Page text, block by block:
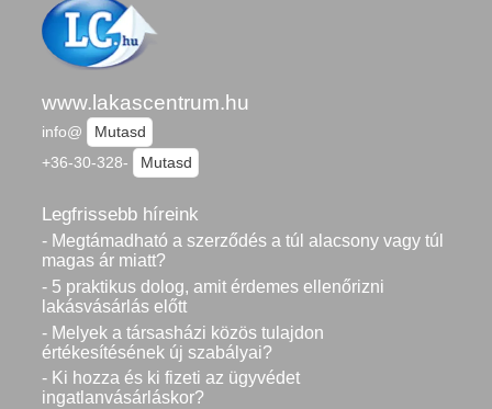
www.lakascentrum.hu
info@
Mutasd
+36-30-328-
Mutasd
Legfrissebb híreink
- Megtámadható a szerződés a túl alacsony vagy túl
magas ár miatt?
- 5 praktikus dolog, amit érdemes ellenőrizni
lakásvásárlás előtt
- Melyek a társasházi közös tulajdon
értékesítésének új szabályai?
- Ki hozza és ki fizeti az ügyvédet
ingatlanvásárláskor?